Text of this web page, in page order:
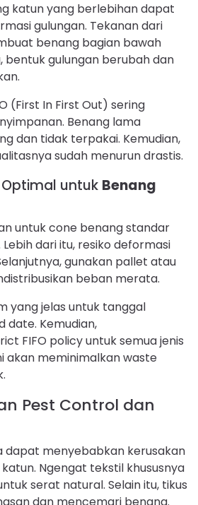
katun yang berlebihan dapat
gulungan. Tekanan dari
benang bagian bawah
bentuk gulungan berubah dan
(First In First Out) sering
Benang lama
dan tidak terpakai. Kemudian,
sudah menurun drastis.
untuk Benang
untuk cone benang standar
dari itu, resiko deformasi
gunakan pallet atau
beban merata.
yang jelas untuk tanggal
date. Kemudian,
FIFO policy untuk semua jenis
akan meminimalkan waste
Pest Control dan
dapat menyebabkan kerusakan
Ngengat tekstil khususnya
serat natural. Selain itu, tikus